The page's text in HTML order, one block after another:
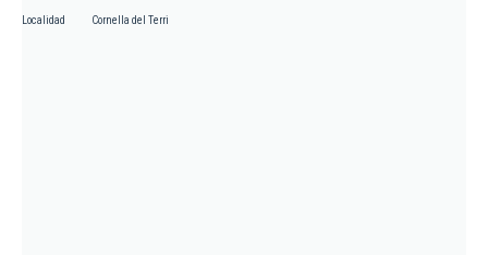
Localidad Cornella del Terri